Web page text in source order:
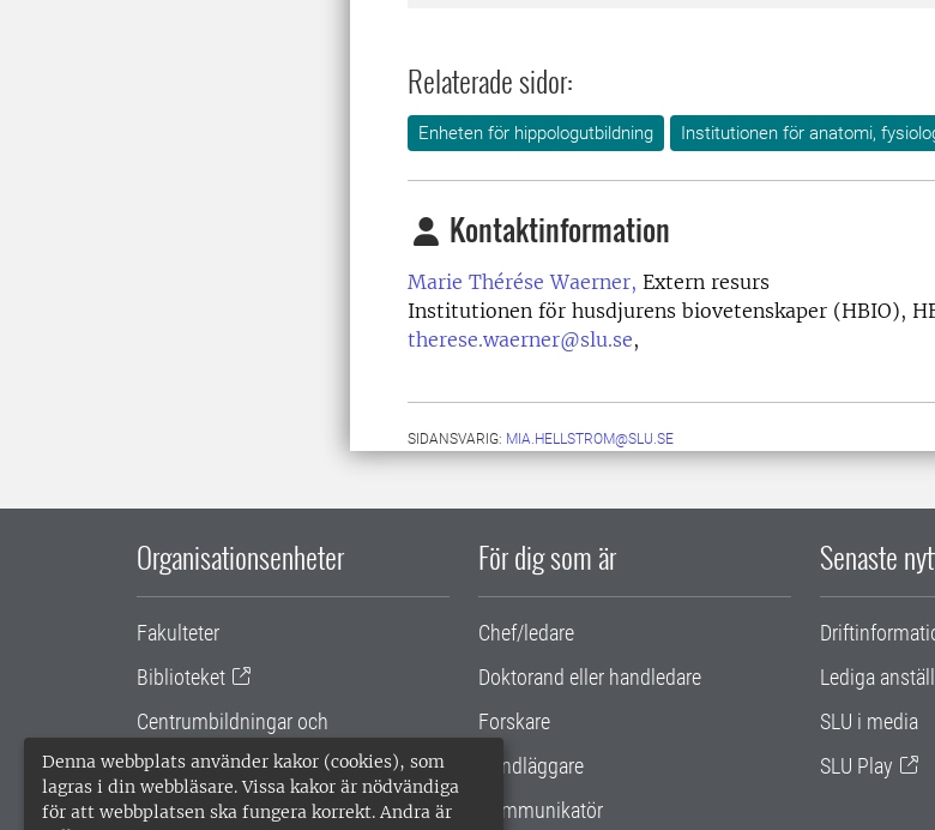
Denna webbplats använder kakor (cookies), som
lagras i din webbläsare. Vissa kakor är nödvändiga
för att webbplatsen ska fungera korrekt. Andra är
Relaterade sidor:
Enheten för hippologutbildning Institutionen för anatomi,
Kontaktinformation
Marie Thérése Waerner, Extern resurs
Institutionen för husdjurens biovetenskaper (HBIO),
therese.waerner@slu.se,
SIDANSVARIG: MIA.HELLSTROM@SLU.SE
Organisationsenheter
Fakulteter
Biblioteket
Centrumbildningar och
samarbetsprojekt
Gemensamma verksamhetsstödet
För dig som är
Chef/ledare
Doktorand eller handledare
Forskare
Handläggare
Kommunikatör
Senaste
Lediga
SLU i media
SLU Play